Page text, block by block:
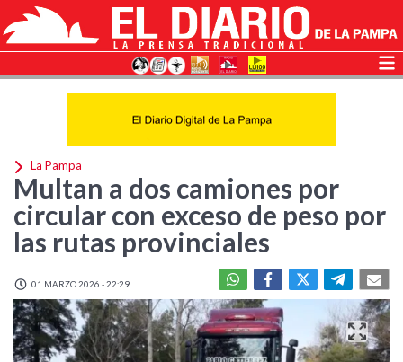
La Pampa
Multan a dos camiones por
circular con exceso de peso por
las rutas provinciales
01 MARZO 2026 - 22:29